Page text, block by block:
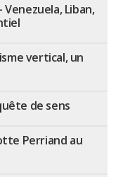
Liban,
vertical, un
de sens
Perriand au